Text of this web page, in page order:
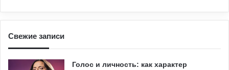
Свежие записи
Голос и личность: как характер